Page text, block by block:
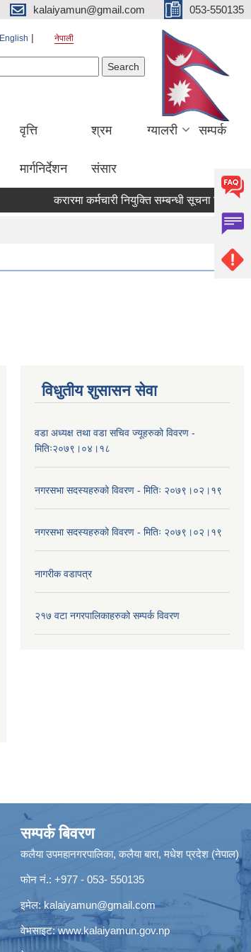
kalaiyamun@gmail.com 053-550135
English नेपाली
वृत्ति
मार्गनिर्देशन
श्रम
संसार
ग्यालरी सम्पर्क
करारमा कर्मचारी नियुक्ति सम्बन्धी सूचना मितिः
विधुतीय शुसासन सेवा
वडा अध्यक्ष तथा वडा सचिव ज्यूहरुको विवरण -
मितिः२०७९।०४।१८
नगरसभा सदस्यहरुको विवरण - मितिः २०७९।०२।१९
नगरसभा सदस्यहरुको विवरण - मितिः २०७९।०२।१९
नागरीक वडापत्र
२१७ वटा नगरपालिकाहरुको सम्पर्क विवरण
सम्पर्क बिवरण
कलैया उपमहानगरपालिका, कलैया बारा, मधेश प्रदेश (नेपाल)
फोन नं.: +977 - 053- 550135
इमेल: kalaiyamun@gmail.com
वेभसाइट:www.kalaiyamun.gov.np